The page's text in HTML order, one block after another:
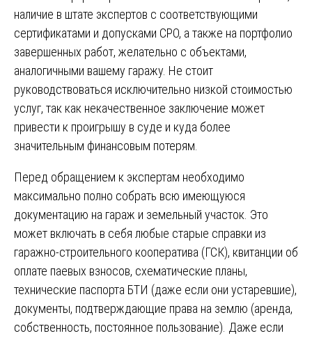
наличие в штате экспертов с соответствующими
сертификатами и допусками СРО, а также на портфолио
завершенных работ, желательно с объектами,
аналогичными вашему гаражу. Не стоит
руководствоваться исключительно низкой стоимостью
услуг, так как некачественное заключение может
привести к проигрышу в суде и куда более
значительным финансовым потерям.
Перед обращением к экспертам необходимо
максимально полно собрать всю имеющуюся
документацию на гараж и земельный участок. Это
может включать в себя любые старые справки из
гаражно-строительного кооператива (ГСК), квитанции об
оплате паевых взносов, схематические планы,
технические паспорта БТИ (даже если они устаревшие),
документы, подтверждающие права на землю (аренда,
собственность, постоянное пользование). Даже если